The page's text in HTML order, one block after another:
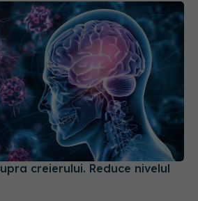
creierului. Reduce nivelul